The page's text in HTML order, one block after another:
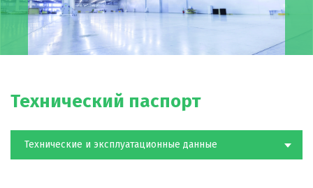
Технический паспорт
Технические и эксплуатационные данные